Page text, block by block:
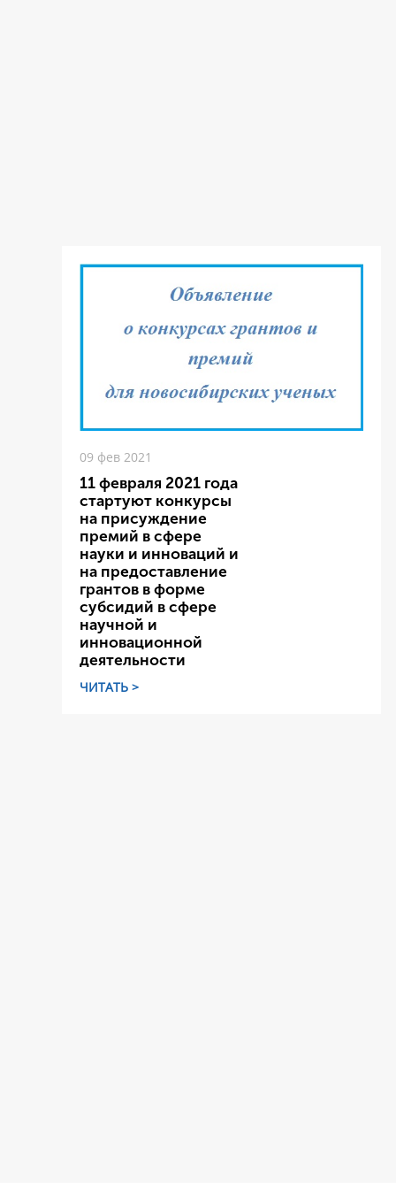
09 фев 2021
11 февраля 2021 года
стартуют конкурсы
на присуждение
премий в сфере
науки и инноваций и
на предоставление
грантов в форме
субсидий в сфере
научной и
инновационной
деятельности
ЧИТАТЬ >